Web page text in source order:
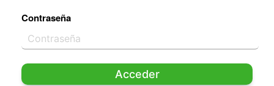
Contraseña
Acceder